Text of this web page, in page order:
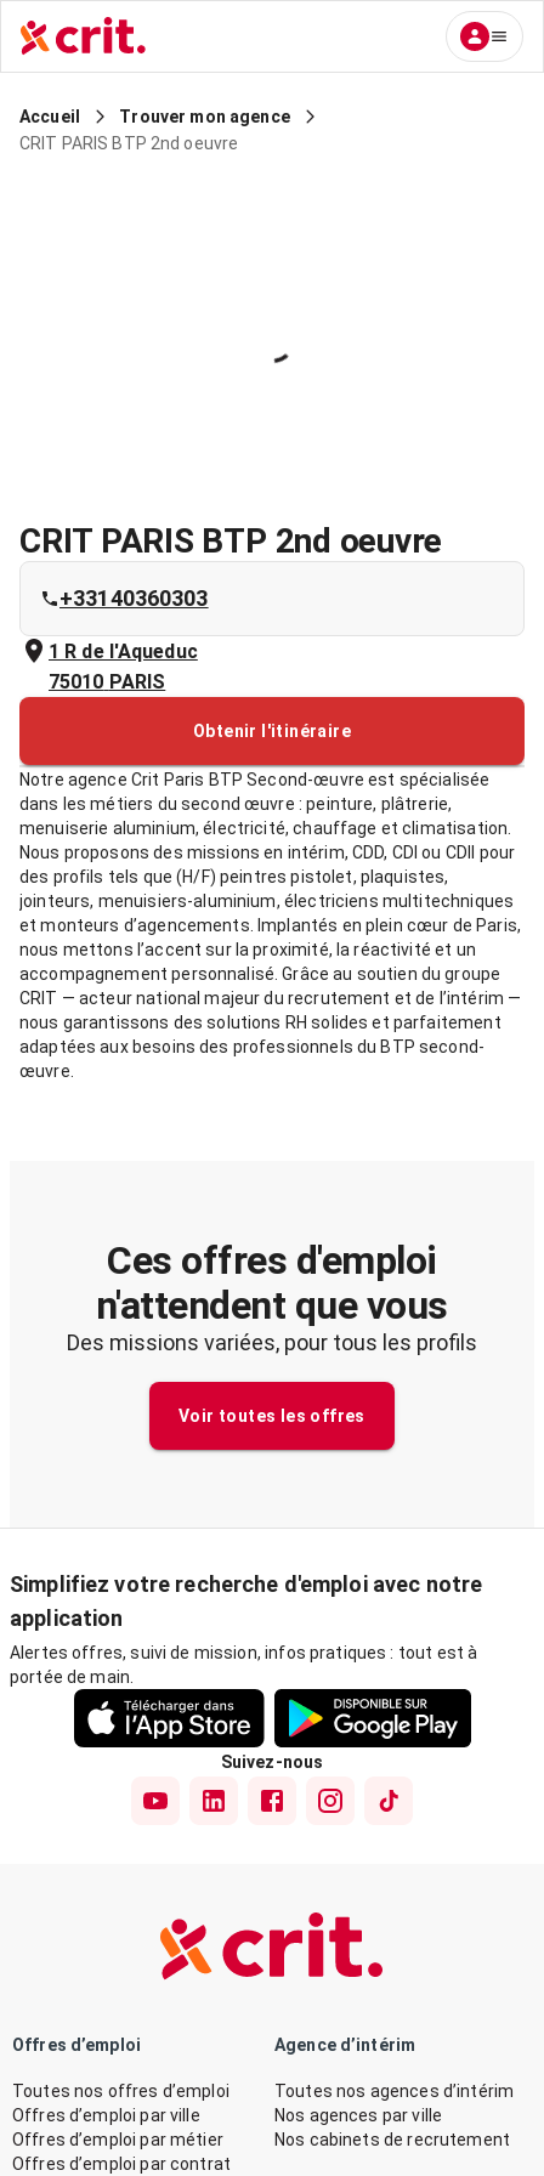
Accueil
Trouver mon agence
CRIT PARIS BTP 2nd oeuvre
CRIT PARIS BTP 2nd oeuvre
+33140360303
1 R de l'Aqueduc
75010 PARIS
Obtenir l'itinéraire
Notre agence Crit Paris BTP Second-œuvre est spécialisée
dans les métiers du second œuvre : peinture, plâtrerie,
menuiserie aluminium, électricité, chauffage et climatisation.
Nous proposons des missions en intérim, CDD, CDI ou CDII pour
des profils tels que (H/F) peintres pistolet, plaquistes,
jointeurs, menuisiers-aluminium, électriciens multitechniques
et monteurs d’agencements. Implantés en plein cœur de Paris,
nous mettons l’accent sur la proximité, la réactivité et un
accompagnement personnalisé. Grâce au soutien du groupe
CRIT — acteur national majeur du recrutement et de l’intérim —
nous garantissons des solutions RH solides et parfaitement
adaptées aux besoins des professionnels du BTP second-
œuvre.
Ces offres d'emploi
n'attendent que vous
Des missions variées, pour tous les profils
Voir toutes les offres
Simplifiez votre recherche d'emploi avec notre
application
Alertes offres, suivi de mission, infos pratiques : tout est à
portée de main.
Suivez-nous
Offres d’emploi
Toutes nos offres d’emploi
Offres d’emploi par ville
Offres d’emploi par métier
Offres d’emploi par contrat
Agence d’intérim
Toutes nos agences d’intérim
Nos agences par ville
Nos cabinets de recrutement